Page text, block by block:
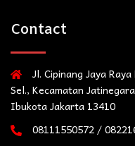
Contact
Jl. Cipinang Jaya
Sel., Kecamatan
Ibukota Jakarta 13410
08111550572 /